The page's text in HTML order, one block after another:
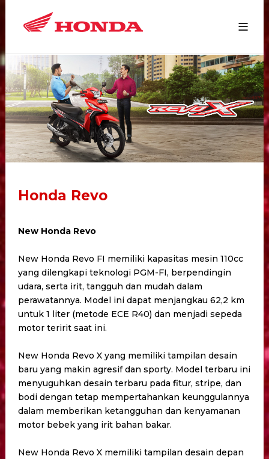
Honda Revo
New Honda Revo
New Honda Revo FI memiliki kapasitas mesin 110cc
yang dilengkapi teknologi PGM-FI, berpendingin
udara, serta irit, tangguh dan mudah dalam
perawatannya. Model ini dapat menjangkau 62,2 km
untuk 1 liter (metode ECE R40) dan menjadi sepeda
motor teririt saat ini.
New Honda Revo X yang memiliki tampilan desain
baru yang makin agresif dan sporty. Model terbaru ini
menyuguhkan desain terbaru pada fitur, stripe, dan
bodi dengan tetap mempertahankan keunggulannya
dalam memberikan ketangguhan dan kenyamanan
motor bebek yang irit bahan bakar.
New Honda Revo X memiliki tampilan desain depan